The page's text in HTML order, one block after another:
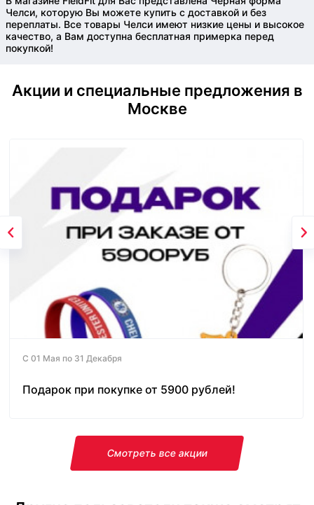
Челси, которую Вы можете купить с доставкой и без
переплаты. Все товары Челси имеют низкие цены и высокое
качество, а Вам доступна бесплатная примерка перед
покупкой!
Акции и специальные предложения в
Москве
С 01 Мая по 31 Декабря
Подарок при покупке от 5900 рублей!
Смотреть все акции